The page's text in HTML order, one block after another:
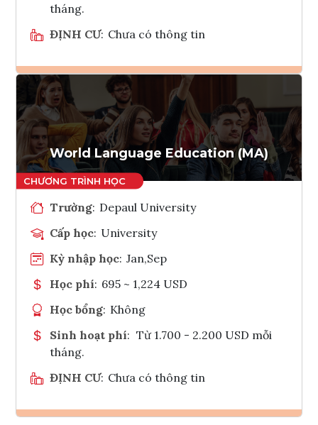
tháng.
ĐỊNH CƯ: Chưa có thông tin
Ghi danh
Tham vấn Interlink
World Language Education (MA)
Trường: Depaul University
Cấp học: University
Kỳ nhập học: Jan,Sep
Học phí: 695 ~ 1,224 USD
Học bổng: Không
Sinh hoạt phí: Từ 1.700 - 2.200 USD mỗi
tháng.
ĐỊNH CƯ: Chưa có thông tin